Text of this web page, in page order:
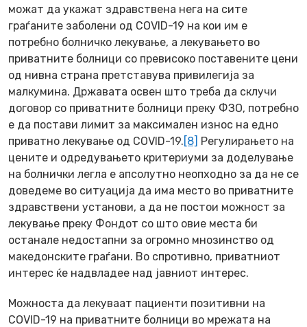
можат да укажат здравствена нега на сите
граѓаните заболени од COVID-19 на кои им е
потребно болничко лекување, а лекувањето во
приватните болници со превисоко поставените цени
од нивна страна претставува привилегија за
малкумина. Државата освен што треба да склучи
договор со приватните болници преку ФЗО, потребно
е да постави лимит за максимален износ на едно
приватно лекување од COVID-19.[8] Регулирањето на
цените и одредувањето критериуми за доделување
на болнички легла е апсолутно неопходно за да не се
доведеме во ситуација да има место во приватните
здравствени установи, а да не постои можност за
лекување преку Фондот со што овие места би
останале недостапни за огромно мнозинство од
македонските граѓани. Во спротивно, приватниот
интерес ќе надвладее над јавниот интерес.
Можноста да лекуваат пациенти позитивни на
COVID-19 на приватните болници во мрежата на